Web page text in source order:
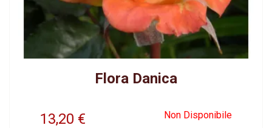
Flora Danica
13,20 Non Disponibile
€